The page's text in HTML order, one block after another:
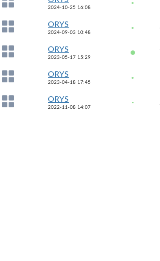
2024-10-25 16:08
ORYS
2024-09-03 10:48
ORYS
2023-05-17 15:29
ORYS
2023-04-18 17:45
ORYS
2022-11-08 14:07